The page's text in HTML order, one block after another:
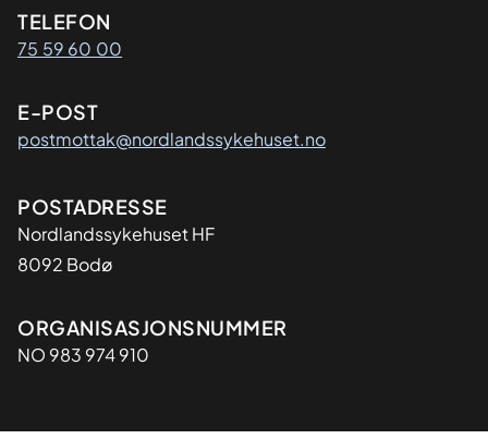
Kontaktinformasjon
TELEFON
75 59 60 00
E-POST
postmottak@nordlandssykehuset.no
Adresse
POSTADRESSE
Nordlandssykehuset HF
8092 Bodø
Organisasjon
ORGANISASJONSNUMMER
NO 983 974 910